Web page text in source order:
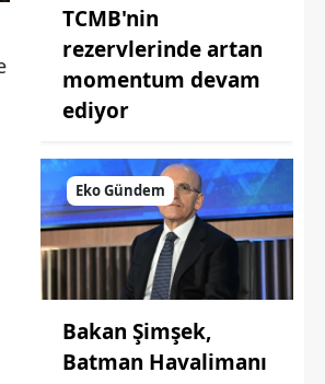
TCMB'nin
rezervlerinde artan
momentum devam
ediyor
Eko Gündem
Bakan Şimşek,
Batman Havalimanı